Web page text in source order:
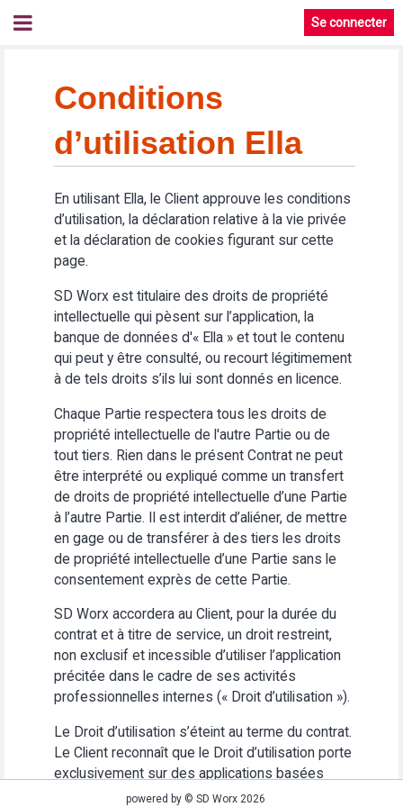
Se connecter
Conditions
d’utilisation Ella
En utilisant Ella, le Client approuve les conditions
d’utilisation, la déclaration relative à la vie privée
et la déclaration de cookies figurant sur cette
page.
SD Worx est titulaire des droits de propriété
intellectuelle qui pèsent sur l’application, la
banque de données d'« Ella » et tout le contenu
qui peut y être consulté, ou recourt légitimement
à de tels droits s’ils lui sont donnés en licence.
Chaque Partie respectera tous les droits de
propriété intellectuelle de l'autre Partie ou de
tout tiers. Rien dans le présent Contrat ne peut
être interprété ou expliqué comme un transfert
de droits de propriété intellectuelle d’une Partie
à l’autre Partie. Il est interdit d’aliéner, de mettre
en gage ou de transférer à des tiers les droits
de propriété intellectuelle d’une Partie sans le
consentement exprès de cette Partie.
SD Worx accordera au Client, pour la durée du
contrat et à titre de service, un droit restreint,
non exclusif et incessible d’utiliser l’application
précitée dans le cadre de ses activités
professionnelles internes (« Droit d’utilisation »).
Le Droit d’utilisation s’éteint au terme du contrat.
Le Client reconnaît que le Droit d’utilisation porte
exclusivement sur des applications basées
Web. Le Client s’abstiendra (i) d’utiliser
powered by © SD Worx 2026